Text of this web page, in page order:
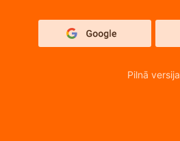
Pilnā versija